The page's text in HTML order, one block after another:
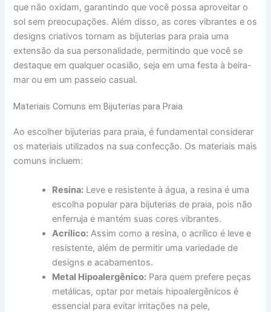
que não oxidam, garantindo que você possa aproveitar o
sol sem preocupações. Além disso, as cores vibrantes e os
designs criativos tornam as bijuterias para praia uma
extensão da sua personalidade, permitindo que você se
destaque em qualquer ocasião, seja em uma festa à beira-
mar ou em um passeio casual.
Materiais Comuns em Bijuterias para Praia
Ao escolher bijuterias para praia, é fundamental considerar
os materiais utilizados na sua confecção. Os materiais mais
comuns incluem:
Resina: Leve e resistente à água, a resina é uma
escolha popular para bijuterias de praia, pois não
enferruja e mantém suas cores vibrantes.
Acrílico: Assim como a resina, o acrílico é leve e
resistente, além de permitir uma variedade de
designs e acabamentos.
Metal Hipoalergênico: Para quem prefere peças
metálicas, optar por metais hipoalergênicos é
essencial para evitar irritações na pele,